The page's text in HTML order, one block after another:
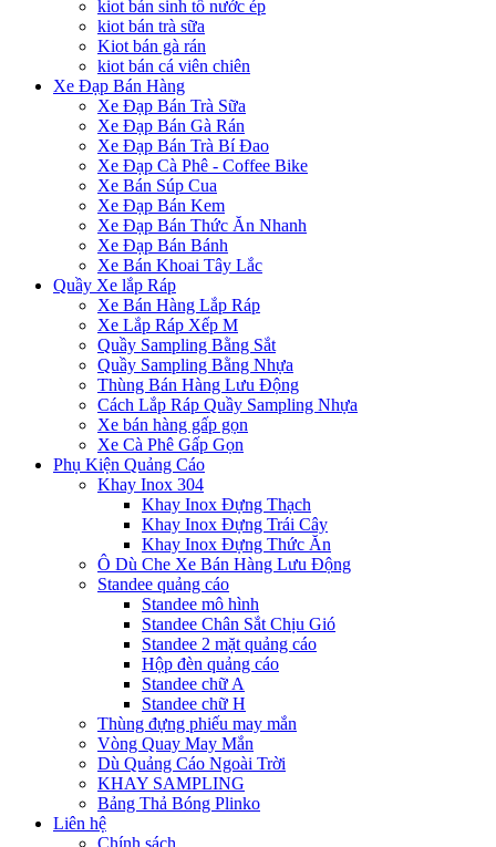
kiot bán sinh tố nước ép
kiot bán trà sữa
Kiot bán gà rán
kiot bán cá viên chiên
Xe Đạp Bán Hàng
Xe Đạp Bán Trà Sữa
Xe Đạp Bán Gà Rán
Xe Đạp Bán Trà Bí Đao
Xe Đạp Cà Phê - Coffee Bike
Xe Bán Súp Cua
Xe Đạp Bán Kem
Xe Đạp Bán Thức Ăn Nhanh
Xe Đạp Bán Bánh
Xe Bán Khoai Tây Lắc
Quầy Xe lắp Ráp
Xe Bán Hàng Lắp Ráp
Xe Lắp Ráp Xếp M
Quầy Sampling Bằng Sắt
Quầy Sampling Bằng Nhựa
Thùng Bán Hàng Lưu Động
Cách Lắp Ráp Quầy Sampling Nhựa
Xe bán hàng gấp gọn
Xe Cà Phê Gấp Gọn
Phụ Kiện Quảng Cáo
Khay Inox 304
Khay Inox Đựng Thạch
Khay Inox Đựng Trái Cây
Khay Inox Đựng Thức Ăn
Ô Dù Che Xe Bán Hàng Lưu Động
Standee quảng cáo
Standee mô hình
Standee Chân Sắt Chịu Gió
Standee 2 mặt quảng cáo
Hộp đèn quảng cáo
Standee chữ A
Standee chữ H
Thùng đựng phiếu may mắn
Vòng Quay May Mắn
Dù Quảng Cáo Ngoài Trời
KHAY SAMPLING
Bảng Thả Bóng Plinko
Liên hệ
Chính sách